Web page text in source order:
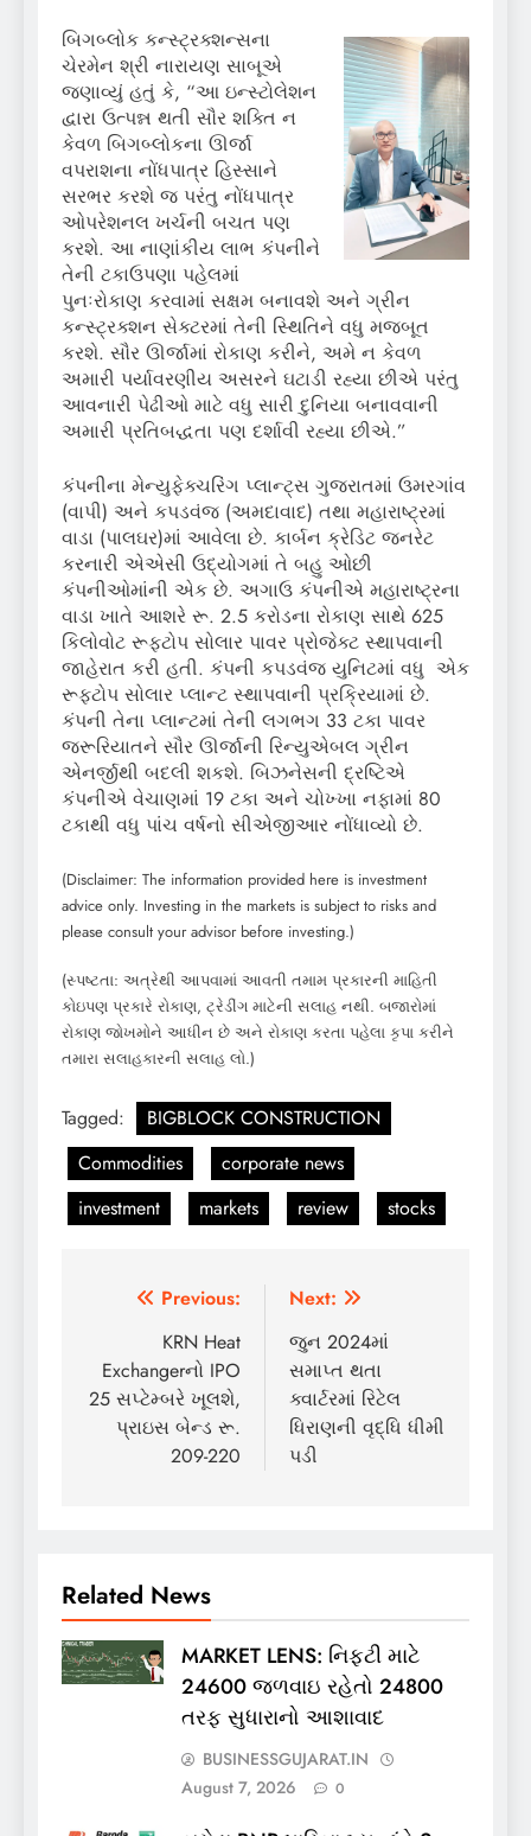
બિગબ્લોક કન્સ્ટ્રક્શન્સના
ચેરમેન શ્રી નારાયણ સાબૂએ
જણાવ્યું હતું કે, “આ ઇન્સ્ટોલેશન
દ્વારા ઉત્પન્ન થતી સૌર શક્તિ ન
કેવળ બિગબ્લોકના ઊર્જા
વપરાશના નોંધપાત્ર હિસ્સાને
સરભર કરશે જ પરંતુ નોંધપાત્ર
ઓપરેશનલ ખર્ચની બચત પણ
કરશે. આ નાણાંકીય લાભ કંપનીને
તેની ટકાઉપણા પહેલમાં
પુનઃરોકાણ કરવામાં સક્ષમ બનાવશે અને ગ્રીન
કન્સ્ટ્રક્શન સેક્ટરમાં તેની સ્થિતિને વધુ મજબૂત
કરશે. સૌર ઊર્જામાં રોકાણ કરીને, અમે ન કેવળ
અમારી પર્યાવરણીય અસરને ઘટાડી રહ્યા છીએ પરંતુ
આવનારી પેઢીઓ માટે વધુ સારી દુનિયા બનાવવાની
અમારી પ્રતિબદ્ધતા પણ દર્શાવી રહ્યા છીએ.”
કંપનીના મેન્યુફેક્ચરિંગ પ્લાન્ટ્સ ગુજરાતમાં ઉમરગાંવ
(વાપી) અને કપડવંજ (અમદાવાદ) તથા મહારાષ્ટ્રમાં
વાડા (પાલઘર)માં આવેલા છે. કાર્બન ક્રેડિટ જનરેટ
કરનારી એએસી ઉદ્યોગમાં તે બહુ ઓછી
કંપનીઓમાંની એક છે. અગાઉ કંપનીએ મહારાષ્ટ્રના
વાડા ખાતે આશરે રૂ. 2.5 કરોડના રોકાણ સાથે 625
કિલોવોટ રૂફટોપ સોલાર પાવર પ્રોજેક્ટ સ્થાપવાની
જાહેરાત કરી હતી. કંપની કપડવંજ યુનિટમાં વધુ એક
રૂફટોપ સોલાર પ્લાન્ટ સ્થાપવાની પ્રક્રિયામાં છે.
કંપની તેના પ્લાન્ટમાં તેની લગભગ 33 ટકા પાવર
જરૂરિયાતને સૌર ઊર્જાની રિન્યુએબલ ગ્રીન
એનર્જીથી બદલી શકશે. બિઝનેસની દ્રષ્ટિએ
કંપનીએ વેચાણમાં 19 ટકા અને ચોખ્ખા નફામાં 80
ટકાથી વધુ પાંચ વર્ષનો સીએજીઆર નોંધાવ્યો છે.
(Disclaimer: The information provided here is investment
advice only. Investing in the markets is subject to risks and
please consult your advisor before investing.)
(સ્પષ્ટતા: અત્રેથી આપવામાં આવતી તમામ પ્રકારની માહિતી
કોઇપણ પ્રકારે રોકાણ, ટ્રેડીંગ માટેની સલાહ નથી. બજારોમાં
રોકાણ જોખમોને આધીન છે અને રોકાણ કરતા પહેલા કૃપા કરીને
તમારા સલાહકારની સલાહ લો.)
Tagged:
BIGBLOCK CONSTRUCTION
Commodities
corporate news
investment
markets review stocks
Post
navigation
Previous:
KRN Heat
Exchangerનો IPO
25 સપ્ટેમ્બરે ખૂલશે,
પ્રાઇસ બેન્ડ રૂ.
209-220
Next:
જુન 2024માં
સમાપ્ત થતા
ક્વાર્ટરમાં રિટેલ
ધિરાણની વૃદ્ધિ ધીમી
પડી
Related News
MARKET LENS: નિફ્ટી માટે
24600 જળવાઇ રહેતો 24800
તરફ સુધારાનો આશાવાદ
BUSINESSGUJARAT.IN
August 7, 2026
0